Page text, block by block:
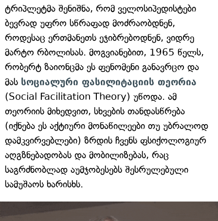
ტრიპლეტმა შენიშნა, რომ ველოსიპედისტები
ბევრად უფრო სწრაფად მოძრაობდნენ,
როდესაც ერთმანეთს ეჯიბრებოდნენ, ვიდრე
მარტო რბოლისას. მოგვიანებით, 1965 წელს,
რობერტ ზაიონცმა ეს ფენომენი განავრცო და
მას სოციალური ფასილიტაციის თეორია
(Social Facilitation Theory) უწოდა. ამ
თეორიის მიხედვით, სხვების თანდასწრება
(იქნება ეს აქტიური მონაწილეები თუ უბრალოდ
დამკვირვებლები) ზრდის ჩვენს ფსიქოლოგიურ
აღგზნებადობას და მობილიზებას, რაც
საგრძნობლად აუმჯობესებს შესრულებული
სამუშაოს ხარისხს.